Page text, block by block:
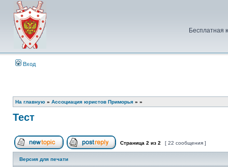
Бесплатная
Вход
На главную » Ассоциация юристов Приморья » »
Тест
Начать новую тему Ответить на тему
Страница 2 из 2 [ 22 сообщения ]
Версия для печати